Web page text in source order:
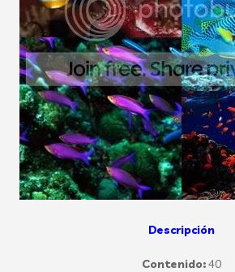
Descripción
Contenido:40